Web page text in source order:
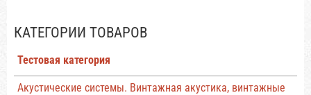
КАТЕГОРИИ ТОВАРОВ
Тестовая категория
Акустические системы. Винтажная акустика, винтажные